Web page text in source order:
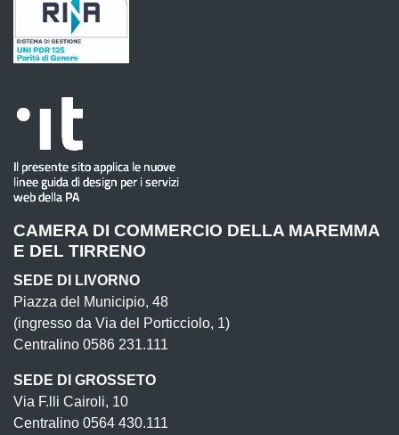
CAMERA DI COMMERCIO DELLA MAREMMA
E DEL TIRRENO
SEDE DI LIVORNO
Piazza del Municipio, 48
(ingresso da Via del Porticciolo, 1)
Centralino 0586 231.111
SEDE DI GROSSETO
Via F.lli Cairoli, 10
Centralino 0564 430.111